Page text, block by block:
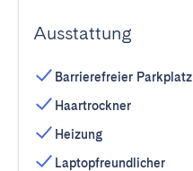
Ausstattung
Barrierefreier Parkplatz
Haartrockner
Heizung
Laptopfreundlicher